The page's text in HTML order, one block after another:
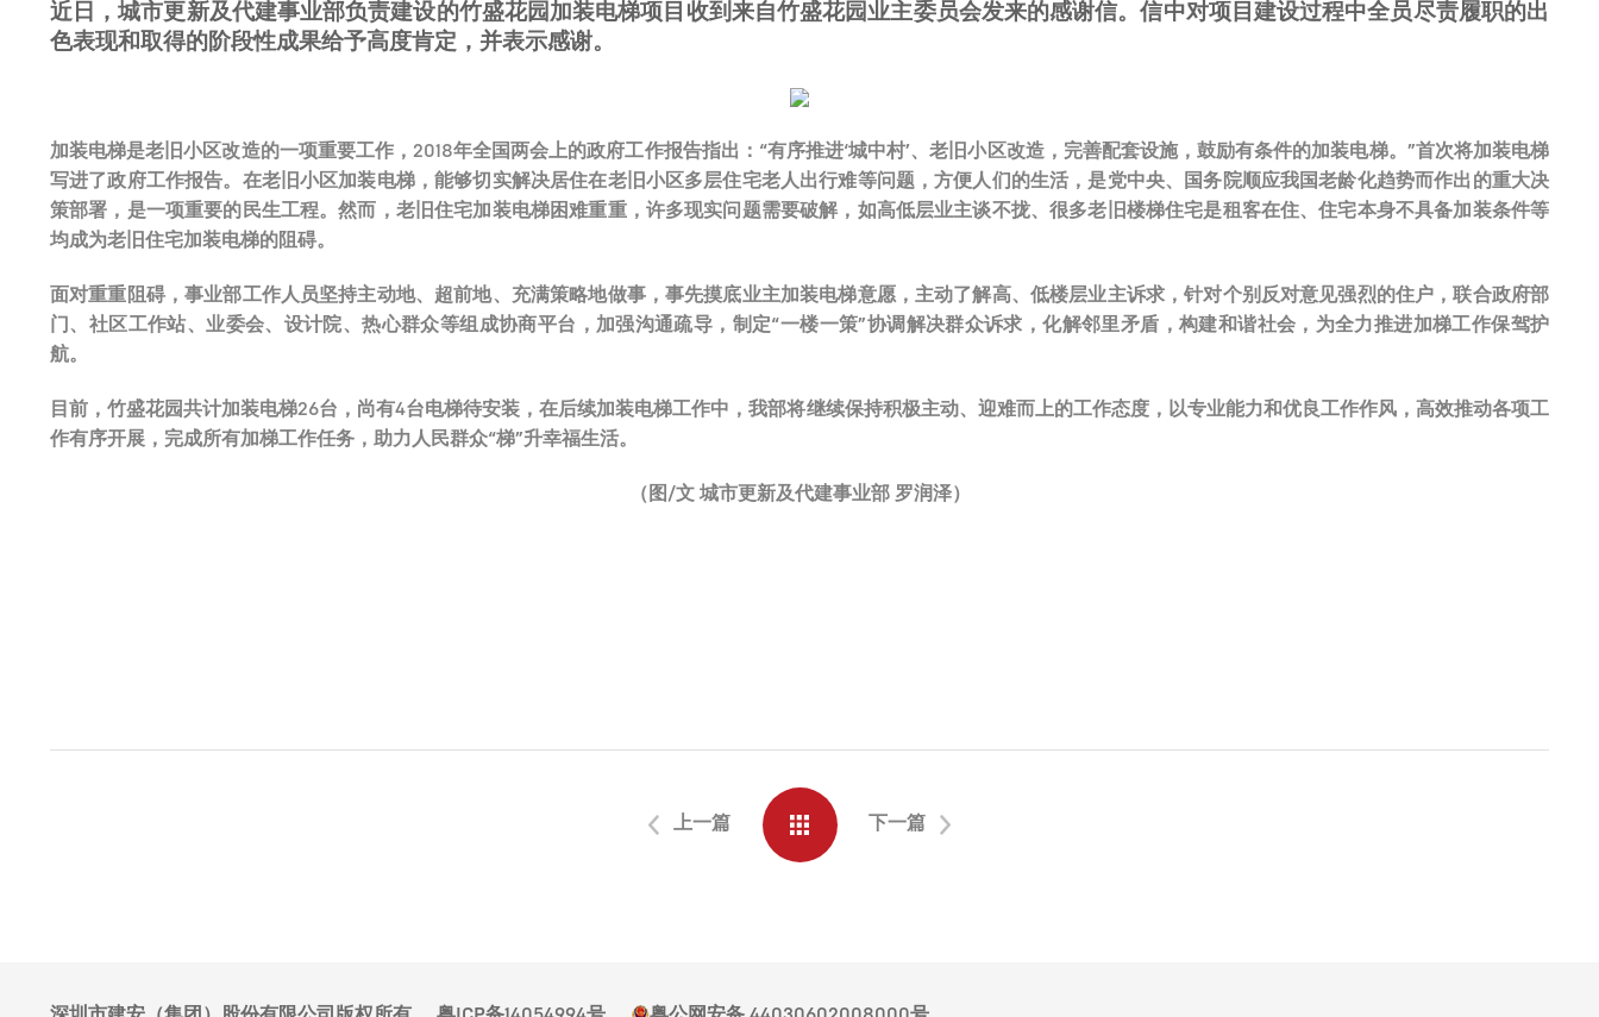
近日，城市更新及代建事业部负责建设的竹盛花园加装电梯项目收到来自竹盛花园业主委员会发来的感谢信。信中对项目建设过程中全员尽责履职的出
色表现和取得的阶段性成果给予高度肯定，并表示感谢。
加装电梯是老旧小区改造的一项重要工作，2018年全国两会上的政府工作报告指出：“有序推进‘城中村’、老旧小区改造，完善配套设施，鼓励有条件的加装电梯。”首次将加装电梯
写进了政府工作报告。在老旧小区加装电梯，能够切实解决居住在老旧小区多层住宅老人出行难等问题，方便人们的生活，是党中央、国务院顺应我国老龄化趋势而作出的重大决
策部署，是一项重要的民生工程。然而，老旧住宅加装电梯困难重重，许多现实问题需要破解，如高低层业主谈不拢、很多老旧楼梯住宅是租客在住、住宅本身不具备加装条件等
均成为老旧住宅加装电梯的阻碍。
面对重重阻碍，事业部工作人员坚持主动地、超前地、充满策略地做事，事先摸底业主加装电梯意愿，主动了解高、低楼层业主诉求，针对个别反对意见强烈的住户，联合政府部
门、社区工作站、业委会、设计院、热心群众等组成协商平台，加强沟通疏导，制定“一楼一策”协调解决群众诉求，化解邻里矛盾，构建和谐社会，为全力推进加梯工作保驾护
航。
目前，竹盛花园共计加装电梯26台，尚有4台电梯待安装，在后续加装电梯工作中，我部将继续保持积极主动、迎难而上的工作态度，以专业能力和优良工作作风，高效推动各项工
作有序开展，完成所有加梯工作任务，助力人民群众“梯”升幸福生活。
（图/文 城市更新及代建事业部 罗润泽）
上一篇 下一篇